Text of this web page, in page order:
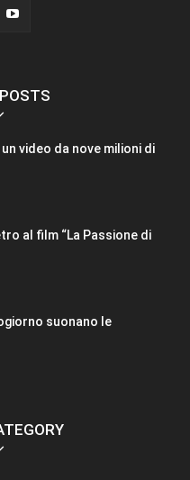
video da nove milioni di
al film “La Passione di
suonano le